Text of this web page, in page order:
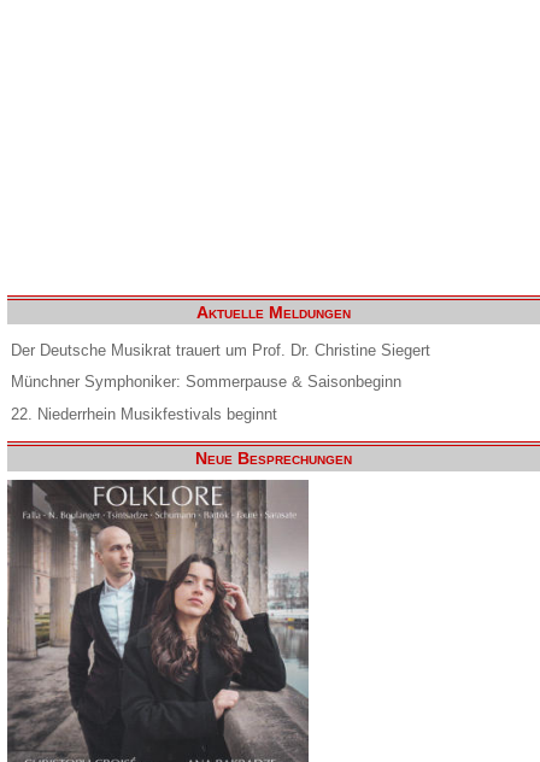
Aktuelle Meldungen
Der Deutsche Musikrat trauert um Prof. Dr. Christine Siegert
Münchner Symphoniker: Sommerpause & Saisonbeginn
22. Niederrhein Musikfestivals beginnt
Neue Besprechungen